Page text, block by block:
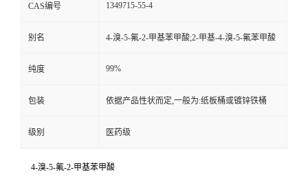
CAS编号 1349715-55-4
别名 4-溴-5-氟-2-甲基苯甲酸;2-甲基-4-溴-5-氟苯甲酸
纯度 99%
包装 依据产品性状而定,一般为:纸板桶或镀锌铁桶
级别 医药级
4-溴-5-氟-2-甲基苯甲酸